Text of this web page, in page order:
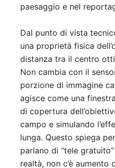
paesaggio e nel
Dal punto di vista
una proprietà fisica
distanza tra il centro
Non cambia con il
porzione di immagine
agisce come una
di copertura
campo e simulando
lunga. Questo spiega
parlano di “tele
realtà, non c’è